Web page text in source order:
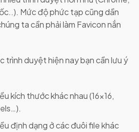
Mức độ phức tạp cũng dần
ta cần phải làm Favicon nắn
trình duyệt hiện nay bạn cần lưu ý
kích thước khác nhau (16×16,
định dạng ở các đuôi file khác